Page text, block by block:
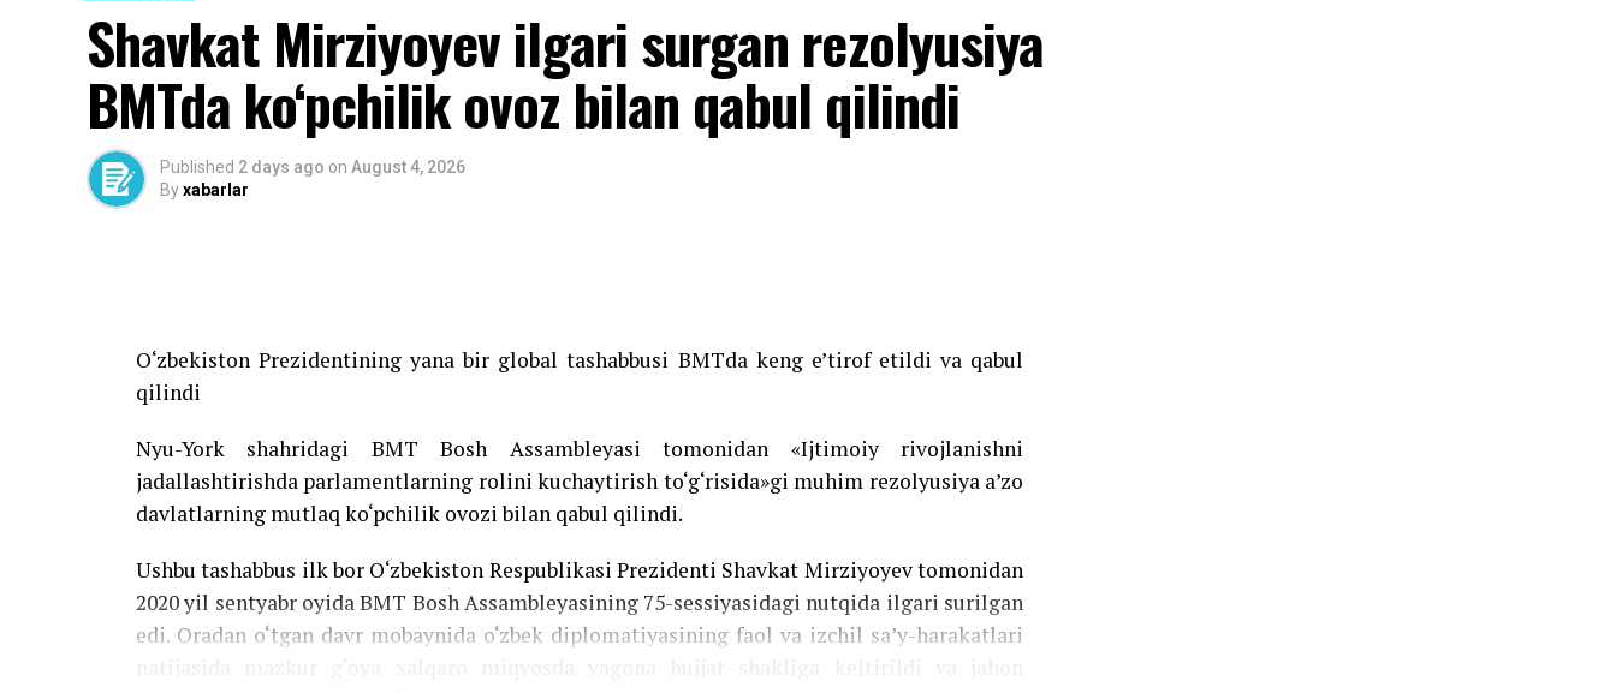
Shavkat Mirziyoyev ilgari surgan rezolyusiya
BMTda ko‘pchilik ovoz bilan qabul qilindi
Published 2 days ago on August 4, 2026
Byxabarlar
O‘zbekiston Prezidentining yana bir global tashabbusi BMTda keng e’tirof etildi va qabul
qilindi
Nyu-York shahridagi BMT Bosh Assambleyasi tomonidan «Ijtimoiy rivojlanishni
jadallashtirishda parlamentlarning rolini kuchaytirish to‘g‘risida»gi muhim rezolyusiya a’zo
davlatlarning mutlaq ko‘pchilik ovozi bilan qabul qilindi.
Ushbu tashabbus ilk bor O‘zbekiston Respublikasi Prezidenti Shavkat Mirziyoyev tomonidan
2020 yil sentyabr oyida BMT Bosh Assambleyasining 75-sessiyasidagi nutqida ilgari surilgan
edi. Oradan o‘tgan davr mobaynida o‘zbek diplomatiyasining faol va izchil sa’y-harakatlari